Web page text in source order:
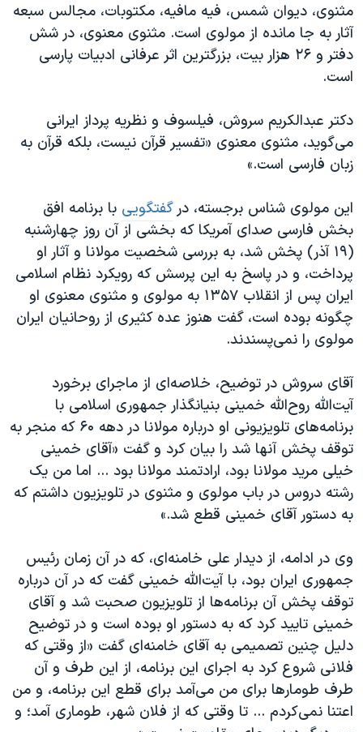
اسرائیل در جنگ
نرگس محمدی برنده جایزه نوبل صلح
همایش محافظه‌کاران آمریکا «سی‌پک»
سفر پرزیدنت ترامپ به چین
مثنوی، دیوان شمس، فیه مافیه، مکتوبات، مجالس سبعه
آثار به جا مانده از مولوی است. مثنوی معنوی، در شش
دفتر و ۲۶ هزار بیت، بزرگترین اثر عرفانی ادبیات پارسی
است.
دکتر عبدالکریم سروش، فیلسوف و نظریه پرداز ایرانی
می‌گوید، مثنوی معنوی «تفسیر قرآن نیست، بلکه قرآن به
زبان فارسی است.»
این مولوی شناس برجسته، درگفتگویی با برنامه افق
بخش فارسی صدای آمریکا که بخشی از آن روز چهارشنبه
(۱۹ آذر) پخش شد، به بررسی شخصیت مولانا و آثار او
پرداخت، و در پاسخ به این پرسش که رویکرد نظام اسلامی
ایران پس از انقلاب ۱۳۵۷ به مولوی و مثنوی معنوی او
چگونه بوده است، گفت هنوز عده کثیری از روحانیان ایران
مولوی را نمی‌پسندند.
آقای سروش در توضیح، خلاصه‌ای از ماجرای برخورد
آیت‌الله روح‌الله خمینی بنیانگذار جمهوری اسلامی با
برنامه‌های تلویزیونی او درباره مولانا در دهه ۶۰ که منجر به
توقف پخش آنها شد را بیان کرد و گفت «آقای خمینی
خیلی مرید مولانا بود، ارادتمند مولانا بود ... اما من یک
رشته دروس در باب مولوی و مثنوی در تلویزیون داشتم که
به دستور آقای خمینی قطع شد.»
وی در ادامه، از دیدار علی خامنه‌ای، که در آن زمان رئیس
جمهوری ایران بود، با آیت‌الله خمینی گفت که در آن درباره
توقف پخش آن برنامه‌ها از تلویزیون صحبت شد و آقای
خمینی تایید کرد که به دستور او بوده است و در توضیح
دلیل چنین تصمیمی به آقای خامنه‌ای گفت «از وقتی که
فلانی شروع کرد به اجرای این برنامه، از این طرف و آن
طرف طومارها برای من می‌آمد برای قطع این برنامه، و من
اعتنا نمی‌کردم ... تا وقتی که از فلان شهر، طوماری آمد؛ و